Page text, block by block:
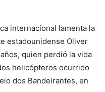
internacional lamenta la
estadounidense Oliver
quien perdió la vida
helicópteros ocurrido
dos Bandeirantes, en